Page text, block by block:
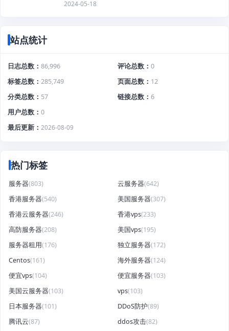
2024-05-18
站点统计
日志总数 86,996 评论总数
0
标签总数
285,749 页面总数
12
分类总数
57 链接总数
6
用户总数
0
最后更新
2026-08-09
热门标签
服务器(803) 云服务器(642)
香港服务器(540) 美国服务器(307)
香港云服务器(246) 香港vps(233)
高防服务器(208) 美国vps(195)
服务器租用(176) 独立服务器(172)
Centos(161) 海外服务器(124)
便宜vps(104) 便宜服务器(103)
美国云服务器(103) vps(103)
日本服务器(101) DDoS防护(89)
腾讯云(87) ddos攻击(82)